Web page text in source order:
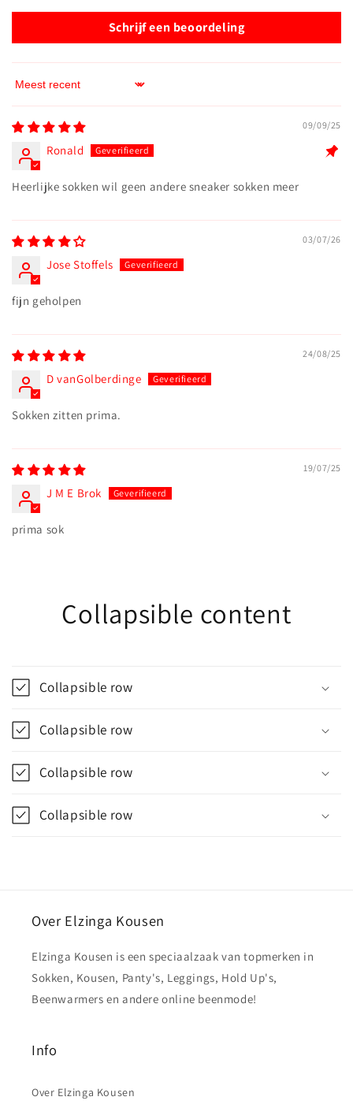
Schrijf een beoordeling
Sort by
09/09/25
Ronald
Heerlijke sokken wil geen andere sneaker sokken meer
03/07/26
Jose Stoffels
fijn geholpen
24/08/25
D vanGolberdinge
Sokken zitten prima.
19/07/25
J M E Brok
prima sok
Collapsible content
Collapsible row
Collapsible row
Collapsible row
Collapsible row
Over Elzinga Kousen
Elzinga Kousen is een speciaalzaak van topmerken in
Sokken, Kousen, Panty's, Leggings, Hold Up's,
Beenwarmers en andere online beenmode!
Info
Over Elzinga Kousen